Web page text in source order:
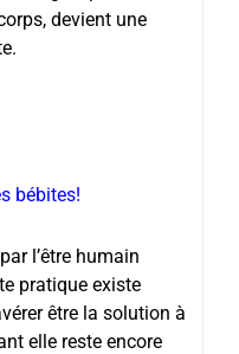
devient une
bébites!
l’être humain
pratique existe
être la solution à
elle reste encore